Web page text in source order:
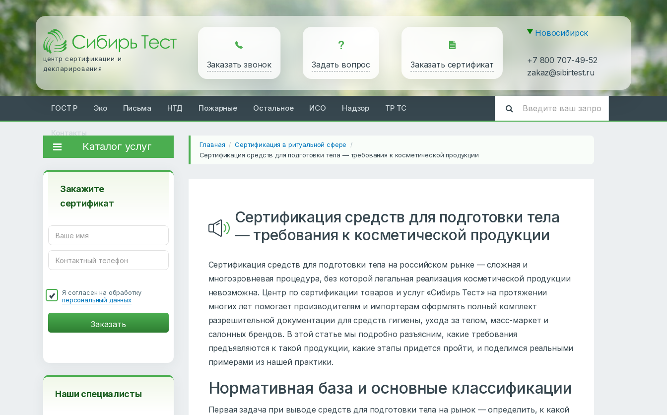
центр сертификации и
декларирования
Заказать звонок Задать вопрос Заказать сертификат
Новосибирск
+7 800 707-49-52
zakaz@sibirtest.ru
ГОСТ Р Эко Письма НТД Пожарные Остальное ИСО Надзор ТР ТС
Контакты
Каталог услуг
Закажите
сертификат
Я согласен на обработку
персональный данных
Наши специалисты
Главная / Сертификация в ритуальной сфере /
Сертификация средств для подготовки тела — требования к косметической продукции
Сертификация средств для подготовки тела
— требования к косметической продукции
Сертификация средств для подготовки тела на российском рынке — сложная и
многоэровневая процедура, без которой легальная реализация косметической продукции
невозможна. Центр по сертификации товаров и услуг «Сибирь Тест» на протяжении
многих лет помогает производителям и импортерам оформлять полный комплект
разрешительной документации для средств гигиены, ухода за телом, масс-маркет и
салонных брендов. В этой статье мы подробно разъясним, какие требования
предъявляются к такой продукции, какие этапы придется пройти, и поделимся реальными
примерами из нашей практики.
Нормативная база и основные классификации
Первая задача при выводе средств для подготовки тела на рынок — определить, к какой